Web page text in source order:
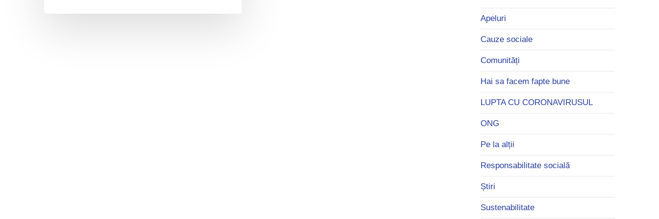
Apeluri
Cauze sociale
Comunități
Hai sa facem fapte bune
LUPTA CU CORONAVIRUSUL
ONG
Pe la alții
Responsabilitate socială
Știri
Sustenabilitate